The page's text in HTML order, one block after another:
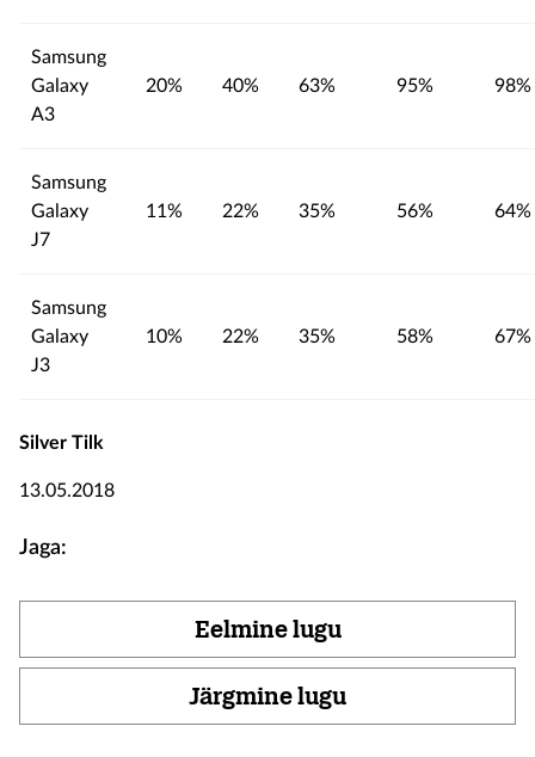
Samsung
Galaxy
A3
20% 40% 63% 95% 98%
Samsung
Galaxy
J7
11% 22% 35% 56% 64%
Samsung
Galaxy
J3
10% 22% 35% 58% 67%
Silver Tilk
13.05.2018
Jaga:
Eelmine lugu
Järgmine lugu